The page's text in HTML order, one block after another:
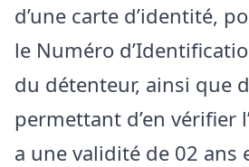
d’une carte d’identité,
le Numéro
du détenteur, ainsi que
permettant d’en vérifier
a une validité de 02 ans